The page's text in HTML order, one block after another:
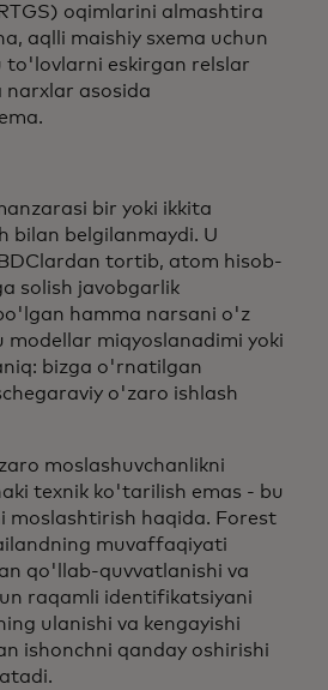
oqimlarini almashtira
aqlli maishiy sxema uchun
to'lovlarni eskirgan relslar
narxlar asosida
bir yoki ikkita
bilan belgilanmaydi. U
tortib, atom hisob-
solish javobgarlik
hamma narsani o'z
modellar miqyoslanadimi yoki
bizga o'rnatilgan
o'zaro ishlash
moslashuvchanlikni
texnik ko'tarilish emas - bu
moslashtirish haqida. Forest
muvaffaqiyati
qo'llab-quvvatlanishi va
raqamli identifikatsiyani
ulanishi va kengayishi
ishonchni qanday oshirishi